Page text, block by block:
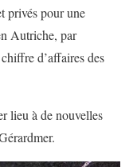
privés pour une
Autriche, par
d’affaires des
lieu à de nouvelles